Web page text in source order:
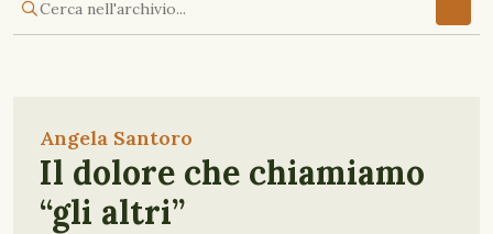
Angela Santoro
Il dolore che chiamiamo
“gli altri”